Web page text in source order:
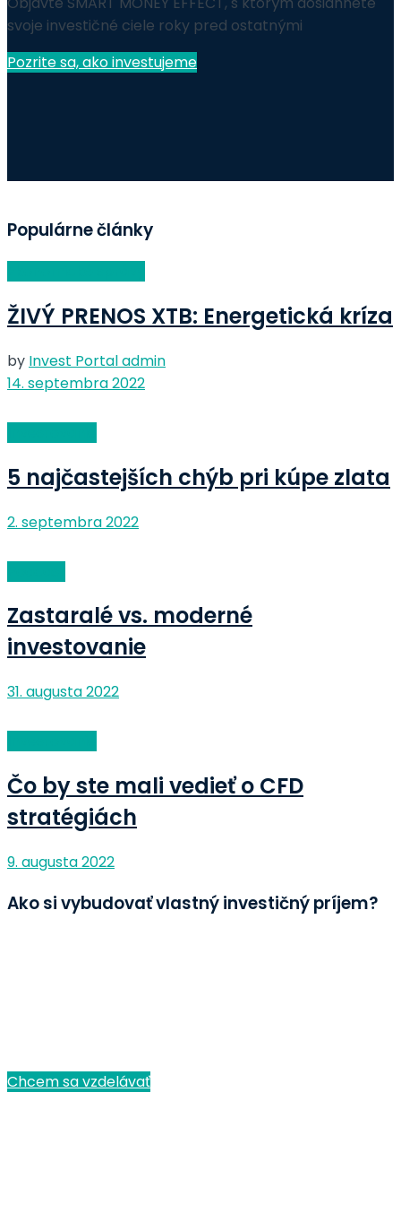
svoje investičné ciele roky pred ostatnými
Pozrite sa, ako investujeme
Populárne články
ŽIVÝ PRENOS XTB: Energetická kríza
by Invest Portal admin
14. septembra 2022
5 najčastejších chýb pri kúpe zlata
2. septembra 2022
Zastaralé vs. moderné
investovanie
31. augusta 2022
Čo by ste mali vedieť o CFD
stratégiách
9. augusta 2022
Ako si vybudovať vlastný investičný príjem?
Chcem sa vzdelávať